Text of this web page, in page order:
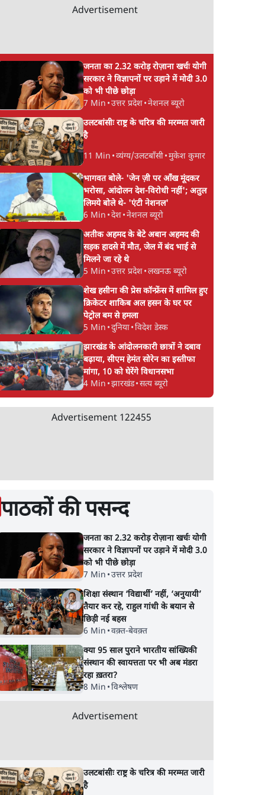
Advertisement
जनता का 2.32 करोड़ रोज़ाना खर्चः योगी
सरकार ने विज्ञापनों पर उड़ाने में मोदी 3.0
को भी पीछे छोड़ा
7 Min •उत्तर प्रदेश•नेशनल ब्यूरो
उलटबांसीः राष्ट्र के चरित्र की मरम्मत जारी
है
11 Min •व्यंग्य/उलटबाँसी•मुकेश कुमार
भागवत बोले- 'जेन ज़ी पर आँख मूंदकर
भरोसा, आंदोलन देश-विरोधी नहीं'; अतुल
लिमये बोले थे- 'एंटी नेशनल'
6 Min •देश•नेशनल ब्यूरो
अतीक अहमद के बेटे अबान अहमद की
सड़क हादसे में मौत, जेल में बंद भाई से
मिलने जा रहे थे
5 Min •उत्तर प्रदेश•लखनऊ ब्यूरो
शेख हसीना की प्रेस कॉन्फ्रेंस में शामिल हुए
क्रिकेटर शाकिब अल हसन के घर पर
पेट्रोल बम से हमला
5 Min •दुनिया•विदेश डेस्क
झारखंड के आंदोलनकारी छात्रों ने दबाव
बढ़ाया, सीएम हेमंत सोरेन का इस्तीफा
मांगा, 10 को घेरेंगे विधानसभा
4 Min •झारखंड•सत्य ब्यूरो
Advertisement 122455
पाठकों की पसन्द
जनता का 2.32 करोड़ रोज़ाना खर्चः योगी
सरकार ने विज्ञापनों पर उड़ाने में मोदी 3.0
को भी पीछे छोड़ा
7 Min •उत्तर प्रदेश
शिक्षा संस्थान ‘विद्यार्थी’ नहीं, ‘अनुयायी’
तैयार कर रहे, राहुल गांधी के बयान से
छिड़ी नई बहस
6 Min •वक़्त-बेवक़्त
क्या 95 साल पुराने भारतीय सांख्यिकी
संस्थान की स्वायत्तता पर भी अब मंडरा
रहा ख़तरा?
8 Min •विश्लेषण
Advertisement
उलटबांसीः राष्ट्र के चरित्र की मरम्मत जारी
है